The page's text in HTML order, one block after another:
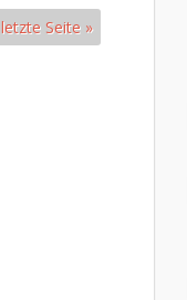
letzte Seite »